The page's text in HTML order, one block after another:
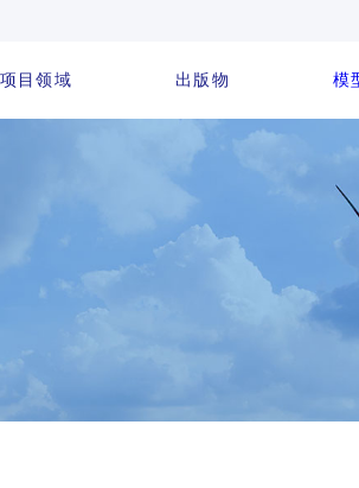
项目领域 出版物 模